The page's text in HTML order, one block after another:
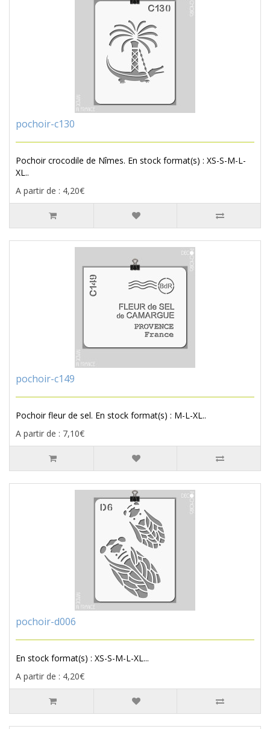
pochoir-c130
Pochoir crocodile de Nîmes. En stock format(s) : XS-S-M-L-
XL..
A partir de : 4,20€
pochoir-c149
Pochoir fleur de sel. En stock format(s) : M-L-XL..
A partir de : 7,10€
pochoir-d006
En stock format(s) : XS-S-M-L-XL...
A partir de : 4,20€